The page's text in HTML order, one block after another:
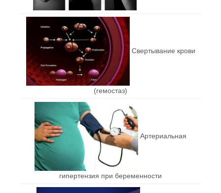
Свертывание крови
(гемостаз)
Артериальная
гипертензия при беременности